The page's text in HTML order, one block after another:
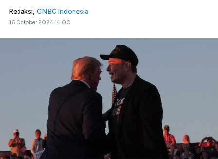
Redaksi, CNBC Indonesia
16 October 2024 14:00